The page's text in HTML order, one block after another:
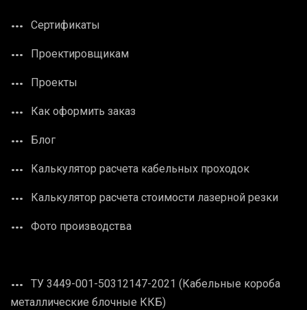
Сертификаты
Проектировщикам
Проекты
Как оформить заказ
Блог
Калькулятор расчета кабельных проходок
Калькулятор расчета стоимости лазерной резки
Фото производства
ТУ 3449-001-50312147-2021 (Кабельные короба
металлические блочные ККБ)